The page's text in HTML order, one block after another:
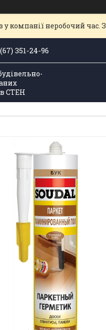
у компанії неробочий час.
351-24-96
СТЕН